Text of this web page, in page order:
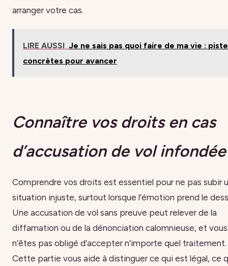
arranger votre cas.
LIRE AUSSI Je ne sais pas quoi faire de ma vie :
concrètes pour avancer
Connaître vos droits en cas
d’accusation de vol infondée
Comprendre vos droits est essentiel pour ne pas subir
situation injuste, surtout lorsque l’émotion prend le
Une accusation de vol sans preuve peut relever de la
diffamation ou de la dénonciation calomnieuse, et vous
n’êtes pas obligé d’accepter n’importe quel traitement.
Cette partie vous aide à distinguer ce qui est légal, ce